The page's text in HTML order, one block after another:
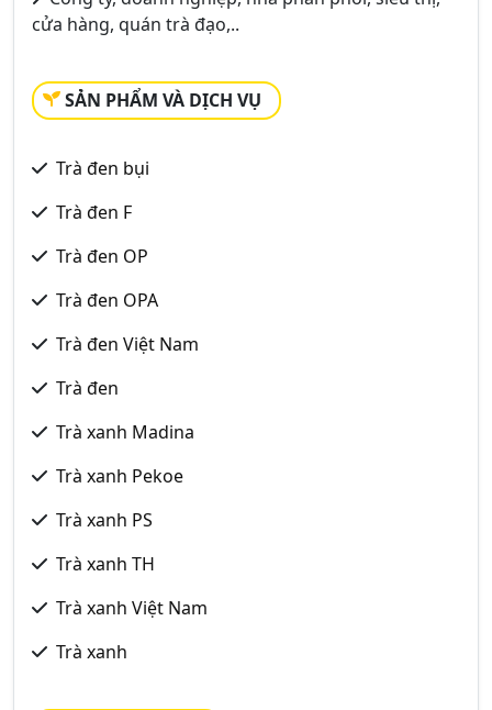
cửa hàng, quán trà đạo,..
SẢN PHẨM VÀ DỊCH VỤ
Trà đen bụi
Trà đen F
Trà đen OP
Trà đen OPA
Trà đen Việt Nam
Trà đen
Trà xanh Madina
Trà xanh Pekoe
Trà xanh PS
Trà xanh TH
Trà xanh Việt Nam
Trà xanh